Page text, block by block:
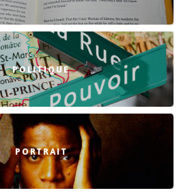
POLITIQUE
PORTRAIT